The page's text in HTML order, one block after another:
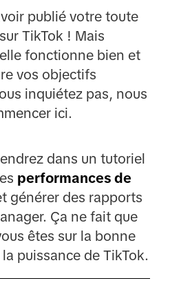
publié votre toute
TikTok ! Mais
fonctionne bien et
vos objectifs
inquiétez pas, nous
ici.
dans un tutoriel
performances de
générer des rapports
Ça ne fait que
êtes sur la bonne
puissance de TikTok.